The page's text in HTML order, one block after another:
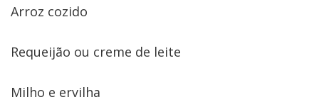
Arroz cozido
Requeijão ou creme de leite
Milho e ervilha